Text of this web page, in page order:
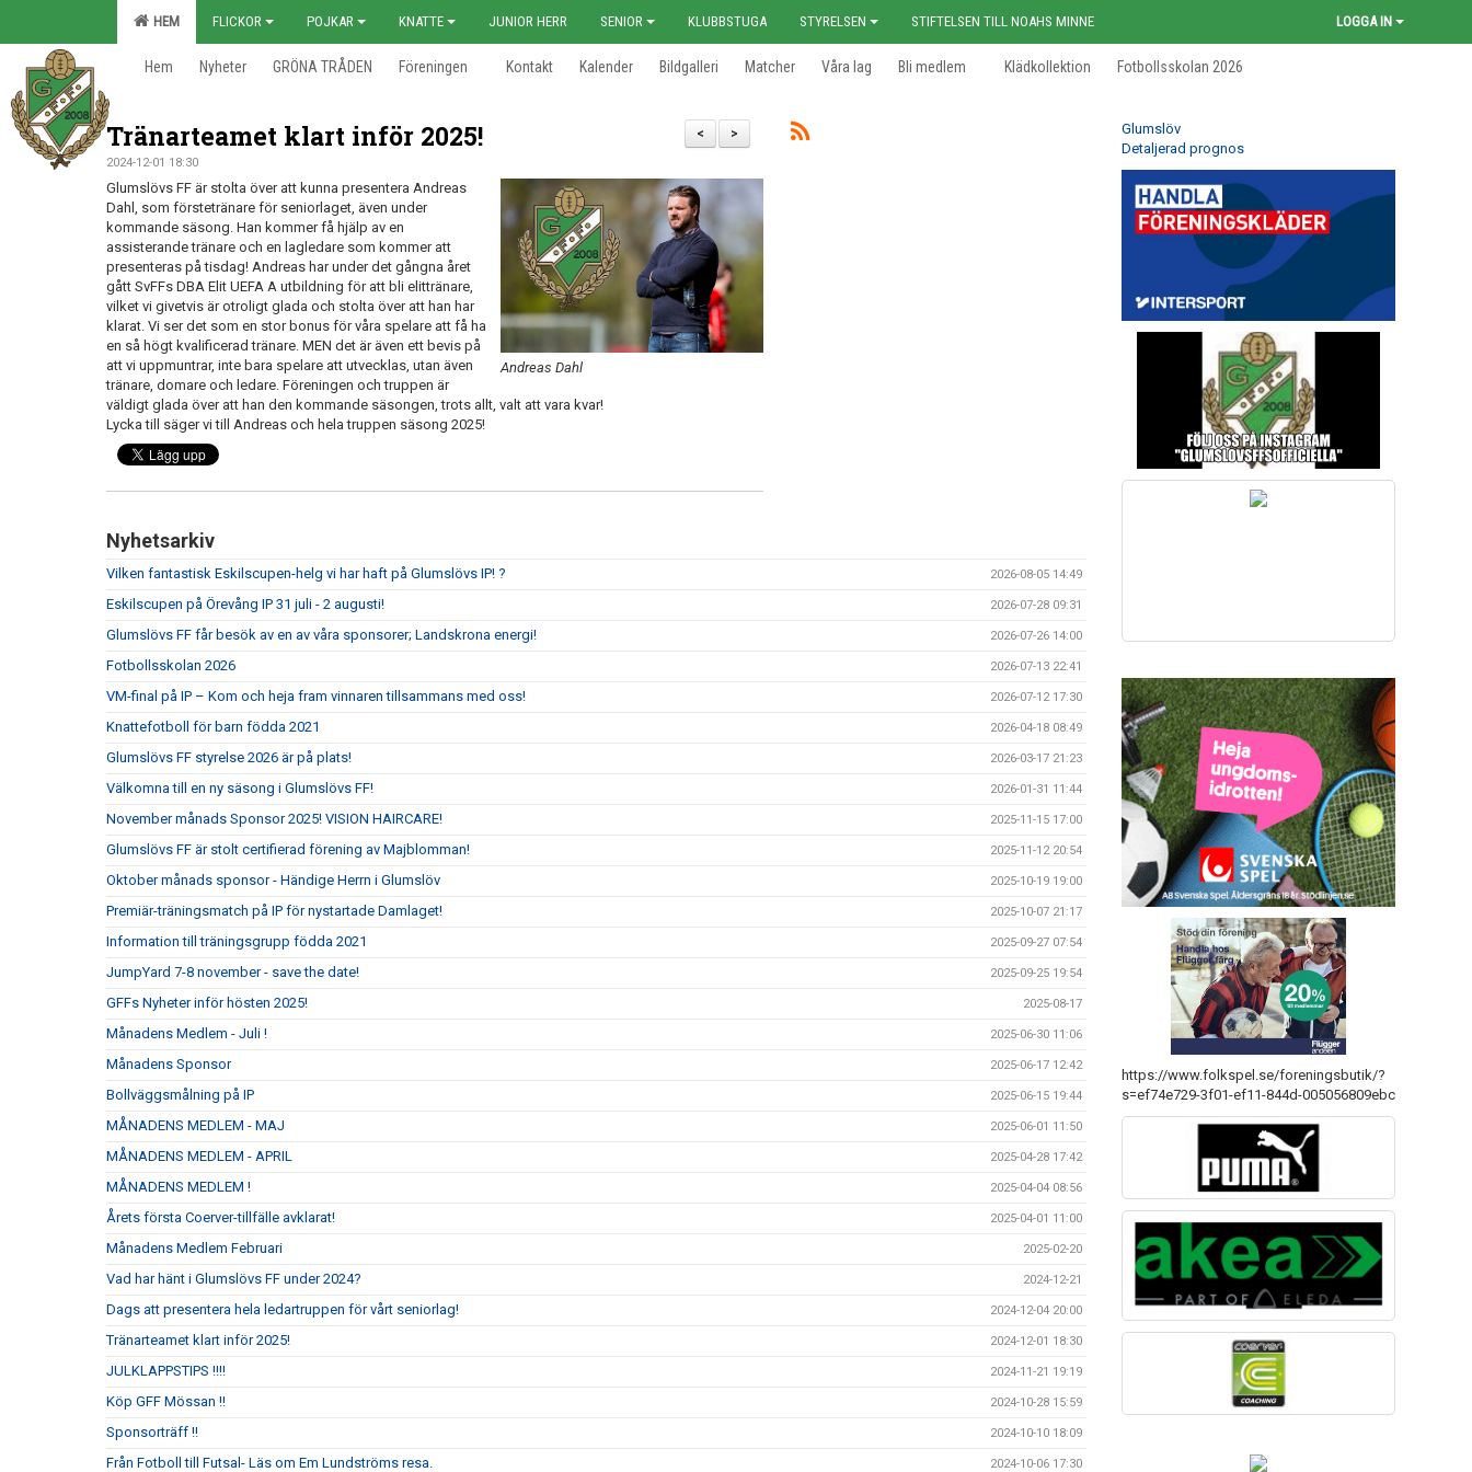
HEM FLICKOR POJKAR KNATTE JUNIOR HERR SENIOR KLUBBSTUGA STYRELSEN STIFTELSEN TILL NOAHS MINNE LOGGA IN
Hem Nyheter GRÖNA TRÅDEN Föreningen Kontakt Kalender Bildgalleri Matcher Våra lag Bli medlem Klädkollektion Fotbollsskolan 2026
>
<
Tränarteamet klart inför 2025!
2024-12-01 18:30
Andreas Dahl
Glumslövs FF är stolta över att kunna presentera Andreas
Dahl, som förstetränare för seniorlaget, även under
kommande säsong. Han kommer få hjälp av en
assisterande tränare och en lagledare som kommer att
presenteras på tisdag! Andreas har under det gångna året
gått SvFFs DBA Elit UEFA A utbildning för att bli elittränare,
vilket vi givetvis är otroligt glada och stolta över att han har
klarat. Vi ser det som en stor bonus för våra spelare att få ha
en så högt kvalificerad tränare. MEN det är även ett bevis på
att vi uppmuntrar, inte bara spelare att utvecklas, utan även
tränare, domare och ledare. Föreningen och truppen är
väldigt glada över att han den kommande säsongen, trots allt, valt att vara kvar!
Lycka till säger vi till Andreas och hela truppen säsong 2025!
Nyhetsarkiv
Vilken fantastisk Eskilscupen-helg vi har haft på Glumslövs IP! ? 2026-08-05 14:49
Eskilscupen på Örevång IP 31 juli - 2 augusti! 2026-07-28 09:31
Glumslövs FF får besök av en av våra sponsorer; Landskrona energi! 2026-07-26 14:00
Fotbollsskolan 2026 2026-07-13 22:41
VM-final på IP – Kom och heja fram vinnaren tillsammans med oss! 2026-07-12 17:30
Knattefotboll för barn födda 2021 2026-04-18 08:49
Glumslövs FF styrelse 2026 är på plats! 2026-03-17 21:23
Välkomna till en ny säsong i Glumslövs FF! 2026-01-31 11:44
November månads Sponsor 2025! VISION HAIRCARE! 2025-11-15 17:00
Glumslövs FF är stolt certifierad förening av Majblomman! 2025-11-12 20:54
Oktober månads sponsor - Händige Herrn i Glumslöv 2025-10-19 19:00
Premiär-träningsmatch på IP för nystartade Damlaget! 2025-10-07 21:17
Information till träningsgrupp födda 2021 2025-09-27 07:54
JumpYard 7-8 november - save the date! 2025-09-25 19:54
GFFs Nyheter inför hösten 2025! 2025-08-17
Månadens Medlem - Juli ! 2025-06-30 11:06
Månadens Sponsor 2025-06-17 12:42
Bollväggsmålning på IP 2025-06-15 19:44
MÅNADENS MEDLEM - MAJ 2025-06-01 11:50
MÅNADENS MEDLEM - APRIL 2025-04-28 17:42
MÅNADENS MEDLEM ! 2025-04-04 08:56
Årets första Coerver-tillfälle avklarat! 2025-04-01 11:00
Månadens Medlem Februari 2025-02-20
Vad har hänt i Glumslövs FF under 2024? 2024-12-21
Dags att presentera hela ledartruppen för vårt seniorlag! 2024-12-04 20:00
Tränarteamet klart inför 2025! 2024-12-01 18:30
JULKLAPPSTIPS !!!! 2024-11-21 19:19
Köp GFF Mössan !! 2024-10-28 15:59
Sponsorträff !! 2024-10-10 18:09
Från Fotboll till Futsal- Läs om Em Lundströms resa. 2024-10-06 17:30
Glumslöv
Detaljerad prognos
https://www.folkspel.se/foreningsbutik/?
s=ef74e729-3f01-ef11-844d-005056809ebc